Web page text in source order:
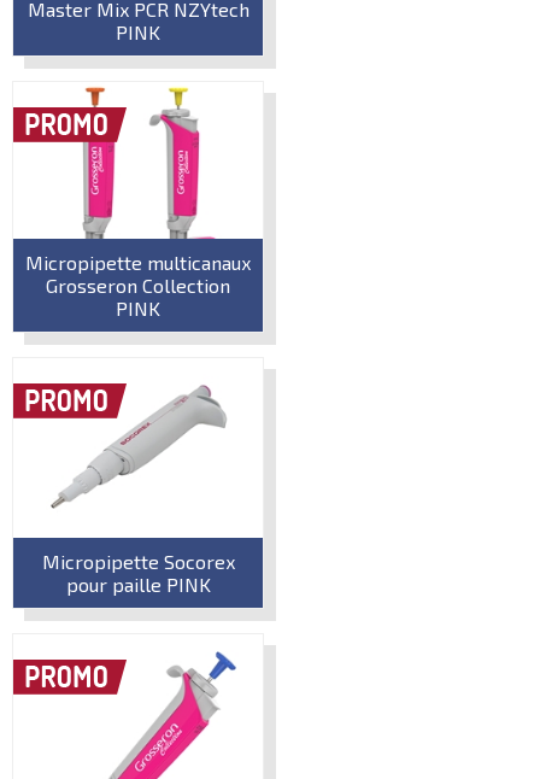
Master Mix PCR NZYtech
PINK
Micropipette multicanaux
Grosseron Collection
PINK
Micropipette Socorex
pour paille PINK